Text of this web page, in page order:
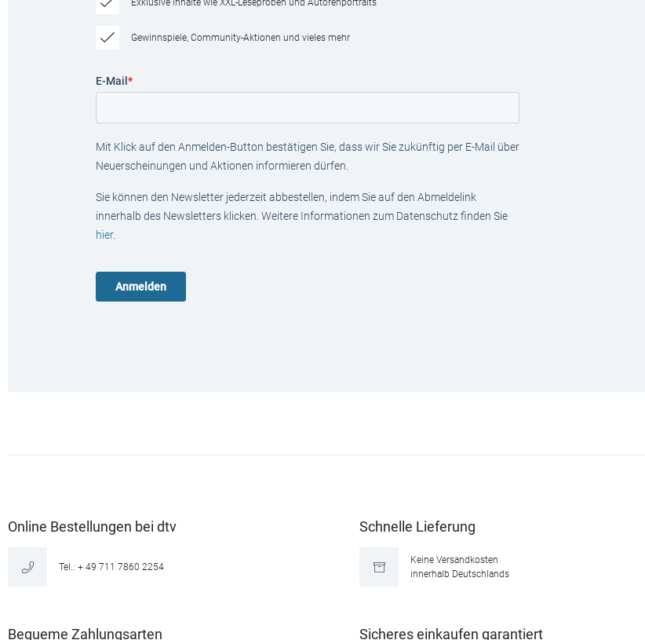
Exklusive Inhalte wie XXL-Leseproben und Autorenportraits
Gewinnspiele, Community-Aktionen und vieles mehr
E-Mail *
Mit Klick auf den Anmelden-Button bestätigen Sie, dass wir Sie zukünftig per E-Mail über
Neuerscheinungen und Aktionen informieren dürfen.
Sie können den Newsletter jederzeit abbestellen, indem Sie auf den Abmeldelink
innerhalb des Newsletters klicken. Weitere Informationen zum Datenschutz finden Sie
hier.
Online Bestellungen bei dtv
Tel.: + 49 711 7860 2254
Schnelle Lieferung
Keine Versandkosten
innerhalb Deutschlands
Bequeme Zahlungsarten Sicheres einkaufen garantiert